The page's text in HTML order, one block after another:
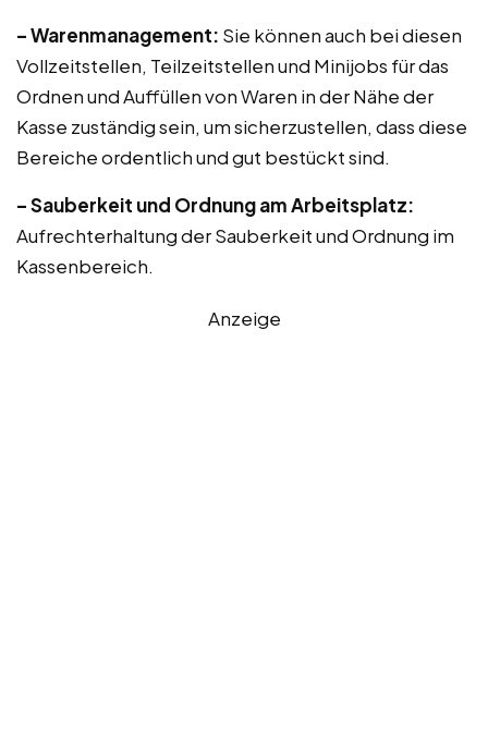
– Warenmanagement: Sie können auch bei diesen
Vollzeitstellen, Teilzeitstellen und Minijobs für das
Ordnen und Auffüllen von Waren in der Nähe der
Kasse zuständig sein, um sicherzustellen, dass diese
Bereiche ordentlich und gut bestückt sind.
– Sauberkeit und Ordnung am Arbeitsplatz:
Aufrechterhaltung der Sauberkeit und Ordnung im
Kassenbereich.
Anzeige